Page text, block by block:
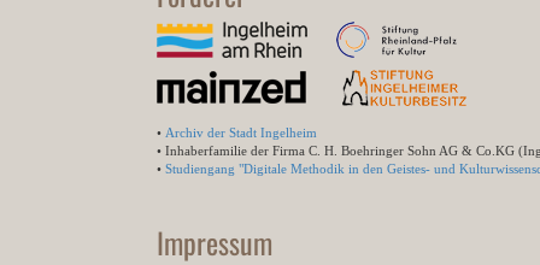
• Archiv der Stadt Ingelheim
• Inhaberfamilie der Firma C. H. Boehringer Sohn AG & Co.KG
• Studiengang "Digitale Methodik in den Geistes- und
Impressum